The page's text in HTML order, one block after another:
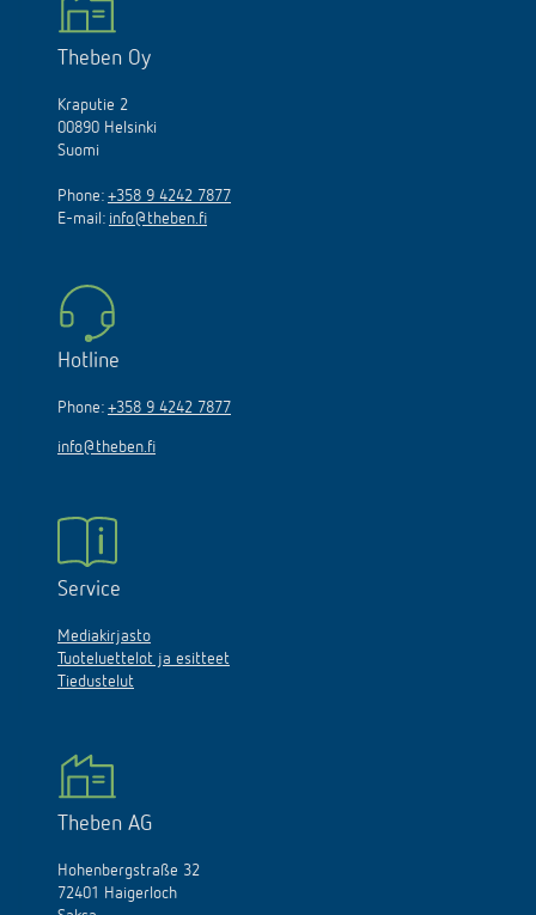
Theben Oy
Kraputie 2
00890 Helsinki
Suomi
Phone: +358 9 4242 7877
E-mail: info@theben.fi
Hotline
Phone: +358 9 4242 7877
info@theben.fi
Service
Mediakirjasto
Tuoteluettelot ja esitteet
Tiedustelut
Theben AG
Hohenbergstraße 32
72401 Haigerloch